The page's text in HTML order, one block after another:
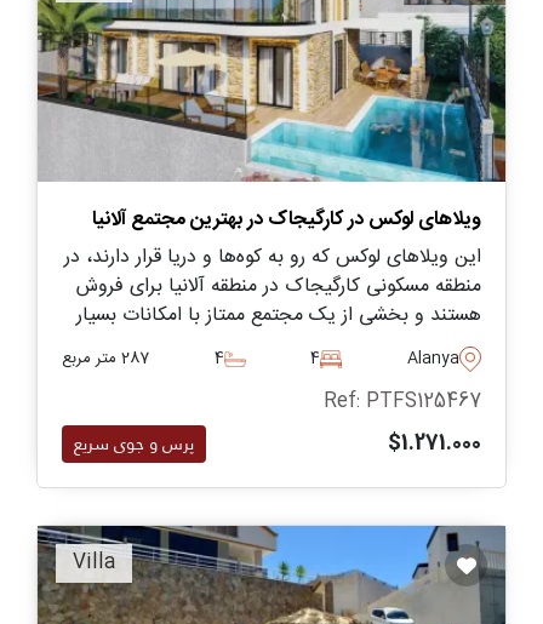
ویلاهای لوکس در کارگیجاک در بهترین مجتمع آلانیا
این ویلاهای لوکس که رو به کوه‌ها و دریا قرار دارند، در
منطقه مسکونی کارگیجاک در منطقه آلانیا برای فروش
هستند و بخشی از یک مجتمع ممتاز با امکانات بسیار
عالی به شمار می‌روند.
Alanya
4
4 287 متر مربع
Ref: PTFS125467
$1.271.000 پرس و جوی سریع
Villa